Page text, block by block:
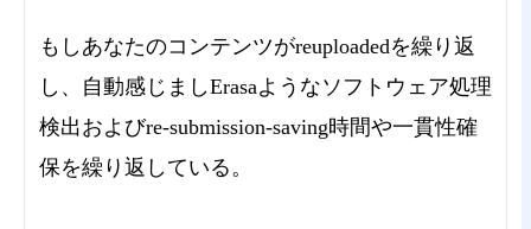
もしあなたのコンテンツがreuploadedを繰り返
し、自動感じましErasaようなソフトウェア処理
検出およびre-submission-saving時間や一貫性確
保を繰り返している。